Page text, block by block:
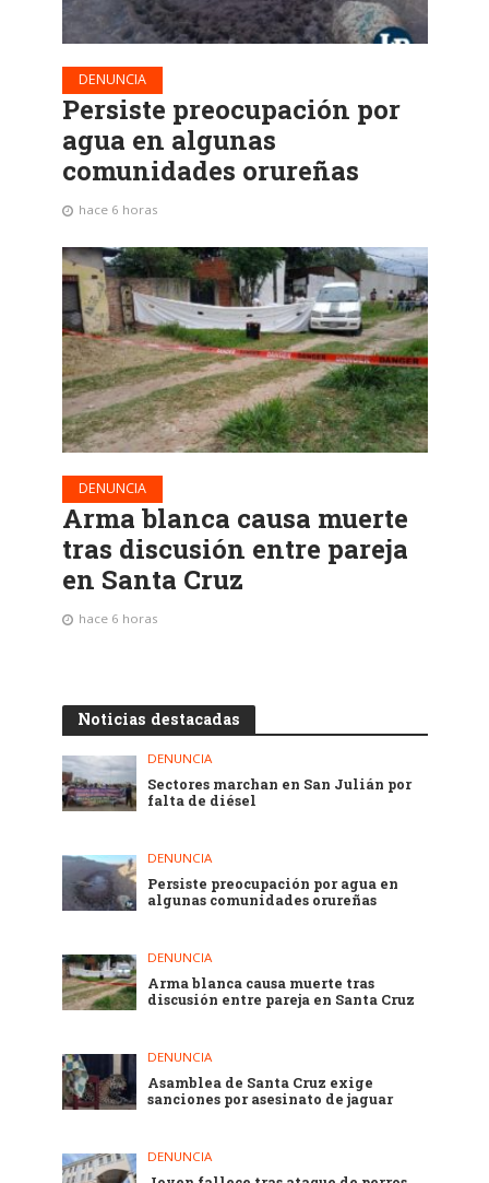
DENUNCIA
Persiste preocupación por
agua en algunas
comunidades orureñas
hace 6 horas
DENUNCIA
Arma blanca causa muerte
tras discusión entre pareja
en Santa Cruz
hace 6 horas
Noticias destacadas
DENUNCIA
Sectores marchan en San Julián por
falta de diésel
DENUNCIA
Persiste preocupación por agua en
algunas comunidades orureñas
DENUNCIA
Arma blanca causa muerte tras
discusión entre pareja en Santa Cruz
DENUNCIA
Asamblea de Santa Cruz exige
sanciones por asesinato de jaguar
DENUNCIA